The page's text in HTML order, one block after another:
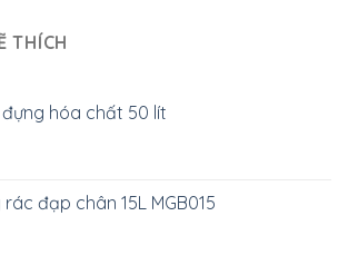
THÍCH
hóa chất 50 lít
đạp chân 15L MGB015